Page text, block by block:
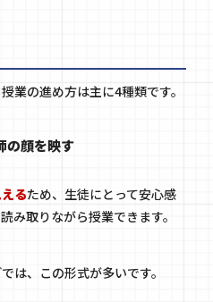
業の進め方は主に4種類です。
の顔を映す
るため、生徒にとって安心感
み取りながら授業できます。
は、この形式が多いです。